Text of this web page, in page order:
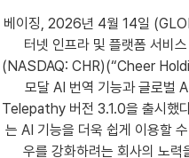
베이징, 2026년 4월 14일
터넷 인프라 및 플랫폼 서비
(NASDAQ: CHR)(“Cheer
모달 AI 번역 기능과 글로벌
Telepathy 버전 3.1.0을 출시했
는 AI 기능을 더욱 쉽게 이용할
우를 강화하려는 회사의 노력